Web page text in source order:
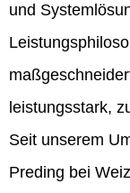
und
leistungsstark,
Seit unserem
Preding bei